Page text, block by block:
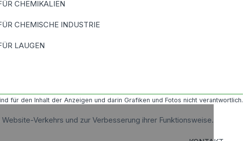
CHEMIKALIEN
CHEMISCHE INDUSTRIE
LAUGEN
für den Inhalt der Anzeigen und darin Grafiken und Fotos nicht verantwortlich.
Verkehrs und zur Verbesserung ihrer Funktionsweise.